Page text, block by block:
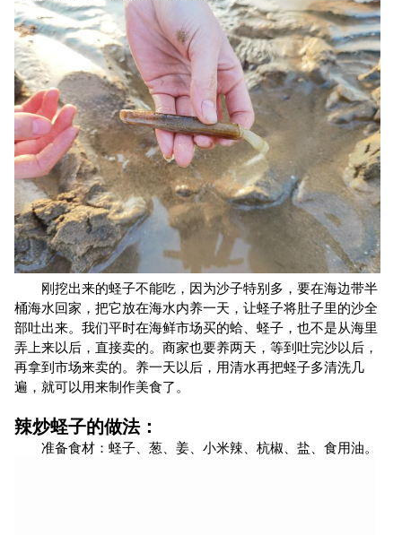
刚挖出来的蛏子不能吃，因为沙子特别多，要在海边带半
桶海水回家，把它放在海水内养一天，让蛏子将肚子里的沙全
部吐出来。我们平时在海鲜市场买的蛤、蛏子，也不是从海里
弄上来以后，直接卖的。商家也要养两天，等到吐完沙以后，
再拿到市场来卖的。养一天以后，用清水再把蛏子多清洗几
遍，就可以用来制作美食了。